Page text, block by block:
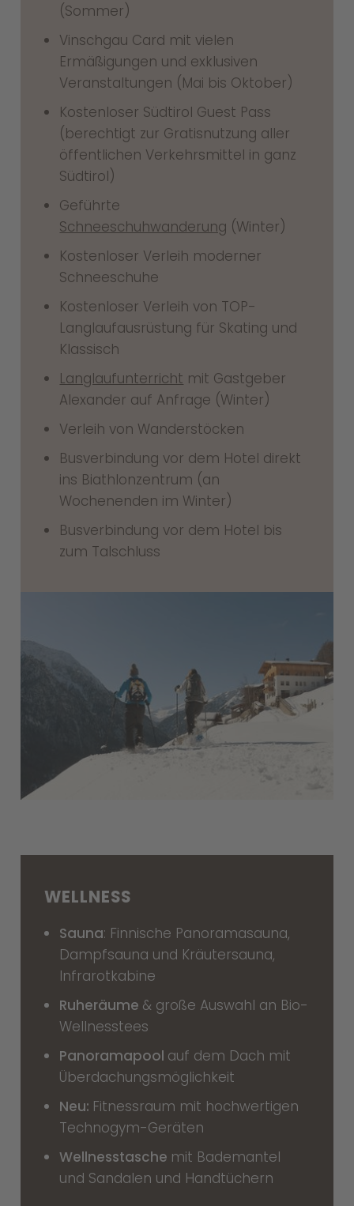
(Sommer)
Vinschgau Card mit vielen
Ermäßigungen und exklusiven
Veranstaltungen (Mai bis Oktober)
Kostenloser Südtirol Guest Pass
(berechtigt zur Gratisnutzung aller
öffentlichen Verkehrsmittel in ganz
Südtirol)
Geführte
Schneeschuhwanderung (Winter)
Kostenloser Verleih moderner
Schneeschuhe
Kostenloser Verleih von TOP-
Langlaufausrüstung für Skating und
Klassisch
Langlaufunterricht mit Gastgeber
Alexander auf Anfrage (Winter)
Verleih von Wanderstöcken
Busverbindung vor dem Hotel direkt
ins Biathlonzentrum (an
Wochenenden im Winter)
Busverbindung vor dem Hotel bis
zum Talschluss
WELLNESS
Sauna: Finnische Panoramasauna,
Dampfsauna und Kräutersauna,
Infrarotkabine
Ruheräume & große Auswahl an Bio-
Wellnesstees
Panoramapool auf dem Dach mit
Überdachungsmöglichkeit
Neu: Fitnessraum mit hochwertigen
Technogym-Geräten
Wellnesstasche mit Bademantel
und Sandalen und Handtüchern